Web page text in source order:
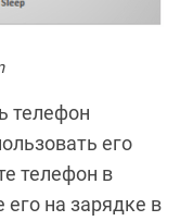
телефон
его
телефон в
на зарядке в